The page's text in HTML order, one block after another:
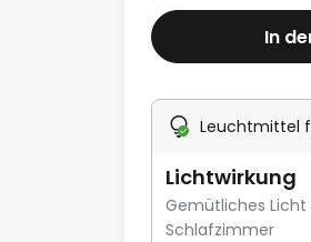
In
Leuchtmittel
Lichtwirkung
Gemütliches
Schlafzimmer